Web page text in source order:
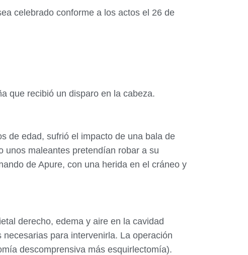
celebrado conforme a los actos el 26 de
que recibió un disparo en la cabeza.
de edad, sufrió el impacto de una bala de
unos maleantes pretendían robar a su
de Apure, con una herida en el cráneo y
derecho, edema y aire en la cavidad
para intervenirla. La operación
descomprensiva más esquirlectomía).